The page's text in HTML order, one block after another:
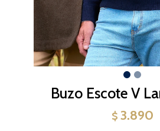
Buzo Escote V
$ 3.890